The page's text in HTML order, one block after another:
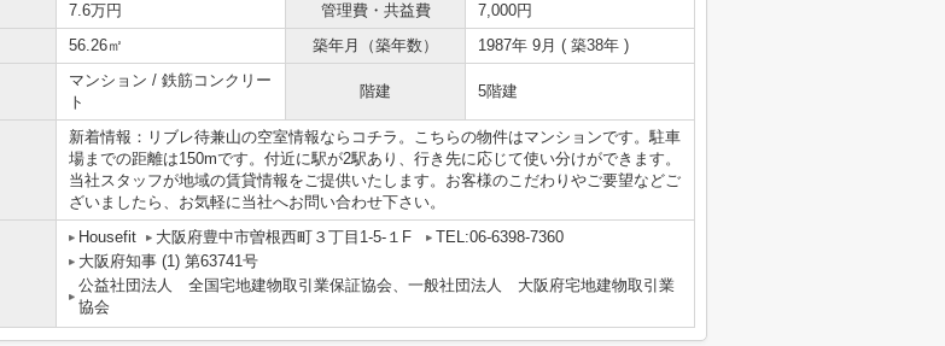
7.6万円 管理費・共益費
7,000円
56.26㎡ 築年月（築年数） 1987年 9月 ( 築38年 )
マンション / 鉄筋コンクリー
ト
階建 5階建
新着情報：リブレ待兼山の空室情報ならコチラ。こちらの物件はマンションです。駐車
場までの距離は150mです。付近に駅が2駅あり、行き先に応じて使い分けができます。
当社スタッフが地域の賃貸情報をご提供いたします。お客様のこだわりやご要望などご
ざいましたら、お気軽に当社へお問い合わせ下さい。
Housefit 大阪府豊中市曽根西町３丁目1-5-１F
TEL:06-6398-7360
大阪府知事 (1) 第63741号
公益社団法人 全国宅地建物取引業保証協会、一般社団法人 大阪府宅地建物取引業
協会